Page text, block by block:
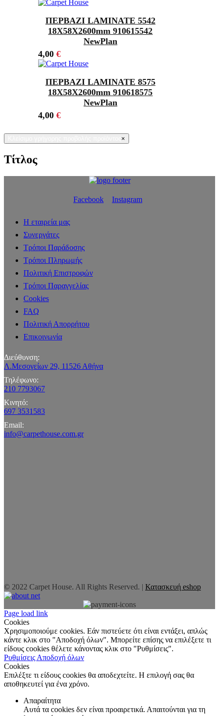
ΠΕΡΒΑΖΙ LAMINATE 5542
18Χ58X2600mm 910615542
NewPlan
4,00 €
ΠΕΡΒΑΖΙ LAMINATE 8575
18Χ58X2600mm 910618575
NewPlan
4,00 €
×
Τίτλος
Facebook Instagram
Η εταιρεία μας
Συνεργάτες
Τρόποι Παράδοσης
Τρόποι Πληρωμής
Πολιτική Επιστροφών
Τρόποι Παραγγελίας
Cookies
FAQ
Πολιτική Απορρήτου
Επικοινωνία
Διεύθυνση:
Λ.Μεσογείων 29, 11526 Αθήνα
Τηλέφωνο:
210 7793067
Κινητό:
697 3531583
Email:
info@carpethouse.com.gr
© 2022 Carpet House. All Rights Reserved. | Κατασκευή eshop
Page load link
Cookies
Χρησιμοποιούμε cookies. Εάν πιστεύετε ότι είναι εντάξει, απλώς
κάντε κλικ στο "Αποδοχή όλων". Μπορείτε επίσης να επιλέξετε τι
είδους cookies θέλετε κάνοντας κλικ στο "Ρυθμίσεις".
Ρυθμίσεις Αποδοχή όλων
Cookies
Επιλέξτε τι είδους cookies θα αποδεχτείτε. Η επιλογή σας θα
αποθηκευτεί για ένα χρόνο.
Απαραίτητα
Αυτά τα cookies δεν είναι προαιρετικά. Απαιτούνται για τη